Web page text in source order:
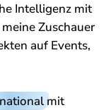
Intelligenz mit
Zuschauer
auf Events,
mit